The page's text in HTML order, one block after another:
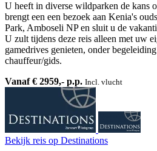
U heeft in diverse wildparken de kans
brengt een een bezoek aan Kenia's
Park, Amboseli NP en sluit u de
U zult tijdens deze reis alleen met uw
gamedrives genieten, onder
chauffeur/gids.
Vanaf € 2959,- p.p. Incl. vlucht
Bekijk reis op Destinations